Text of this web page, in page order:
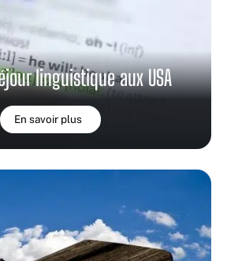
linguistique aux USA
En savoir plus